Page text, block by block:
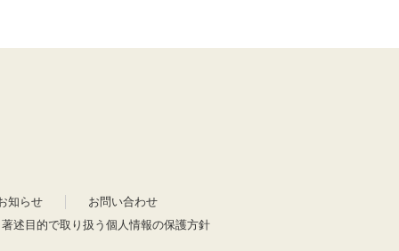
知らせ
お問い合わせ
述目的で取り扱う個人情報の保護方針